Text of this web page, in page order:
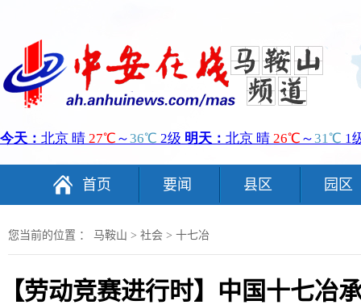
首页 要闻 县区 园区
您当前的位置 ： 马鞍山 > 社会 > 十七冶
【劳动竞赛进行时】中国十七冶